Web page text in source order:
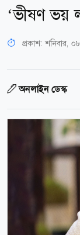
‘ভীষণ ভয়
প্রকাশ:শনিবার,
অনলাইন ডেস্ক